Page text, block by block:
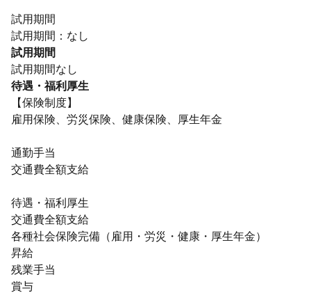
試用期間
試用期間：なし
試用期間
試用期間なし
待遇・福利厚生
【保険制度】
雇用保険、労災保険、健康保険、厚生年金
通勤手当
交通費全額支給
待遇・福利厚生
交通費全額支給
各種社会保険完備（雇用・労災・健康・厚生年金）
昇給
残業手当
賞与